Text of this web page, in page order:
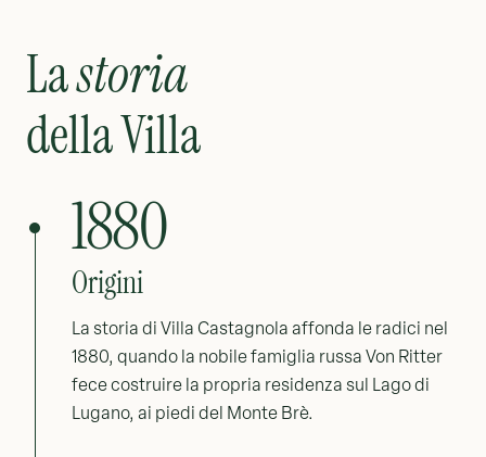
Lastoria
della Villa
1880
Origini
La storia di Villa Castagnola affonda le radici nel
1880, quando la nobile famiglia russa Von Ritter
fece costruire la propria residenza sul Lago di
Lugano, ai piedi del Monte Brè.